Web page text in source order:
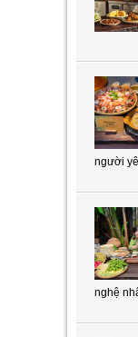
người
nghệ